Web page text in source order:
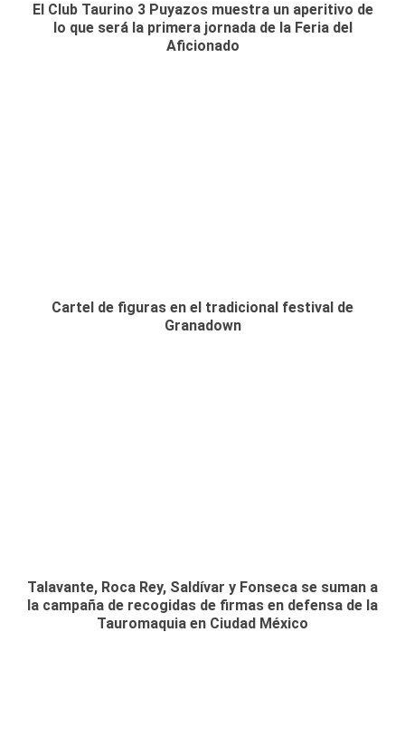
El Club Taurino 3 Puyazos muestra un aperitivo de
lo que será la primera jornada de la Feria del
Aficionado
Cartel de figuras en el tradicional festival de
Granadown
Talavante, Roca Rey, Saldívar y Fonseca se suman a
la campaña de recogidas de firmas en defensa de la
Tauromaquia en Ciudad México